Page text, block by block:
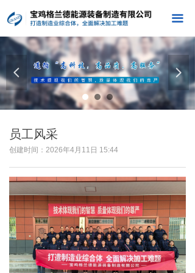
넳 넲
끀
员工风采
创建时间： 2026年4月11日 15:44